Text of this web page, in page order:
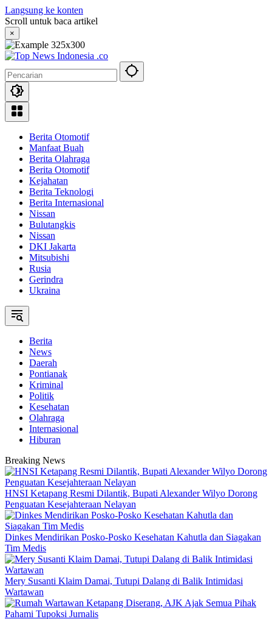
Langsung ke konten
Scroll untuk baca artikel
×
Berita Otomotif
Manfaat Buah
Berita Olahraga
Berita Otomotif
Kejahatan
Berita Teknologi
Berita Internasional
Nissan
Bulutangkis
Nissan
DKI Jakarta
Mitsubishi
Rusia
Gerindra
Ukraina
Berita
News
Daerah
Pontianak
Kriminal
Politik
Kesehatan
Olahraga
Internasional
Hiburan
Breaking News
HNSI Ketapang Resmi Dilantik, Bupati Alexander Wilyo Dorong
Penguatan Kesejahteraan Nelayan
Dinkes Mendirikan Posko-Posko Kesehatan Kahutla dan Siagakan
Tim Medis
Mery Susanti Klaim Damai, Tutupi Dalang di Balik Intimidasi
Wartawan